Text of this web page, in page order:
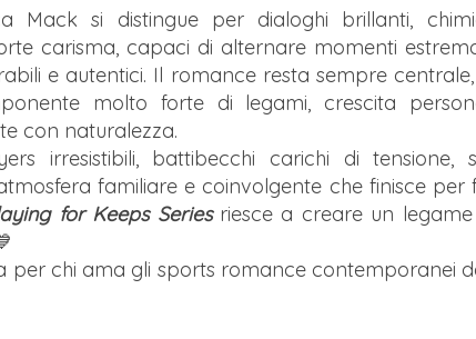
Mack si distingue per dialoghi brillanti,
carisma, capaci di alternare momenti
e autentici. Il romance resta sempre
molto forte di legami, crescita
con naturalezza.
irresistibili, battibecchi carichi di tensione,
familiare e coinvolgente che finisce
for Keeps Seriesriesce a creare un
per chi ama gli sports romance contemporanei